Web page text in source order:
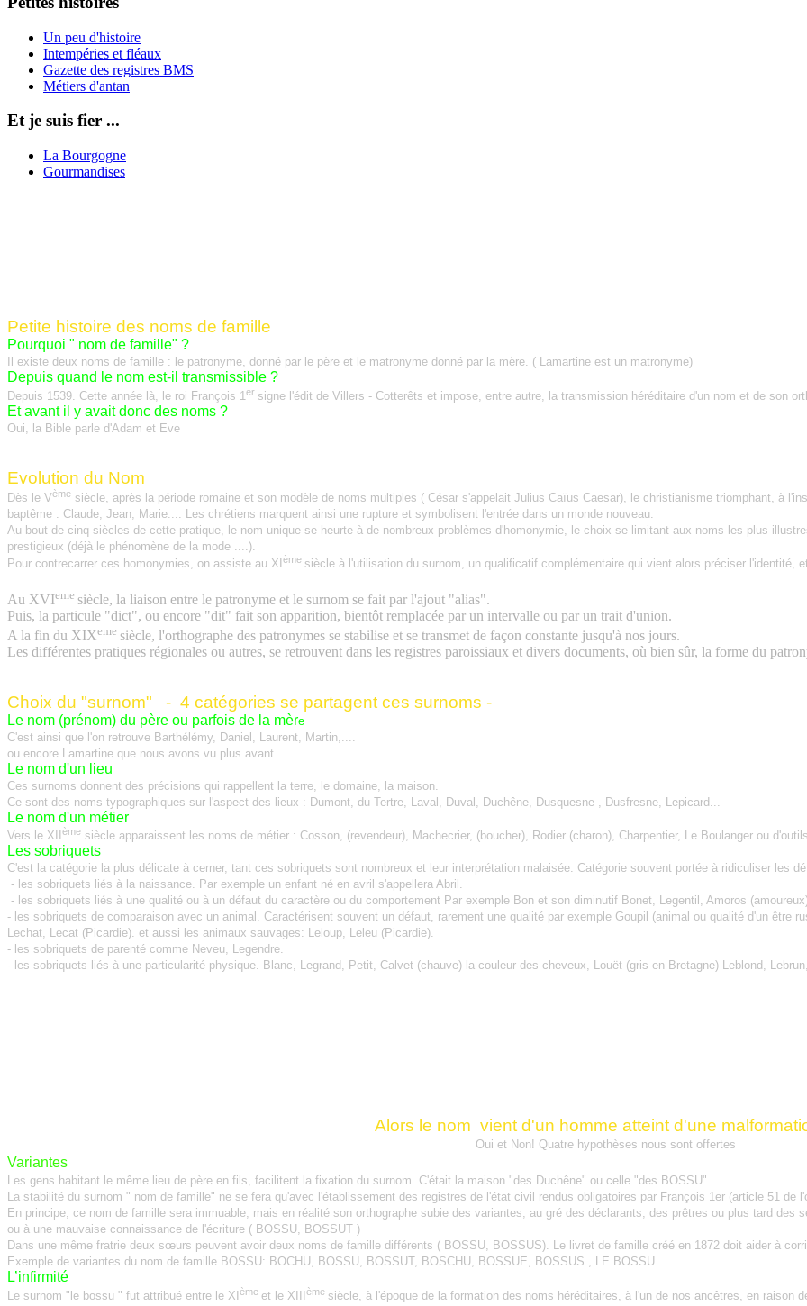
Un peu d'histoire
Intempéries et fléaux
Gazette des registres BMS
Métiers d'antan
Et je suis fier ...
La Bourgogne
Gourmandises
Petite histoire des noms de famille
Pourquoi " nom de famille" ?
Il existe deux noms de famille : le patronyme, donné par le père et le matronyme donné par la mère. ( Lamartine est un matronyme)
Depuis quand le nom est-il transmissible ?
Depuis 1539. Cette année là, le roi François 1er signe l'édit de Villers - Cotterêts et impose, entre autre, la transmission héréditaire d'un nom et de son
Et avant il y avait donc des noms ?
Oui, la Bible parle d'Adam et Eve
Evolution du Nom
Dès le Vème siècle, après la période romaine et son modèle de noms multiples ( César s'appelait Julius Caïus Caesar), le christianisme triomphant, à
baptême : Claude, Jean, Marie.... Les chrétiens marquent ainsi une rupture et symbolisent l'entrée dans un monde nouveau.
Au bout de cinq siècles de cette pratique, le nom unique se heurte à de nombreux problèmes d'homonymie, le choix se limitant aux noms les plus
prestigieux (déjà le phénomène de la mode ....).
Pour contrecarrer ces homonymies, on assiste au XI ème siècle à l'utilisation du surnom, un qualificatif complémentaire qui vient alors préciser l'identité,
Au XVIeme siècle, la liaison entre le patronyme et le surnom se fait par l'ajout "alias".
Puis, la particule "dict", ou encore "dit" fait son apparition, bientôt remplacée par un intervalle ou par un trait d'union.
A la fin du XIXeme siècle, l'orthographe des patronymes se stabilise et se transmet de façon constante jusqu'à nos jours.
Les différentes pratiques régionales ou autres, se retrouvent dans les registres paroissiaux et divers documents, où bien sûr, la forme du
Choix du "surnom" - 4 catégories se partagent ces surnoms -
Le nom (prénom) du père ou parfois de la mère
C'est ainsi que l'on retrouve Barthélémy, Daniel, Laurent, Martin,....
ou encore Lamartine que nous avons vu plus avant
Le nom d'un lieu
Ces surnoms donnent des précisions qui rappellent la terre, le domaine, la maison.
Ce sont des noms typographiques sur l'aspect des lieux : Dumont, du Tertre, Laval, Duval, Duchêne, Dusquesne , Dusfresne, Lepicard...
Le nom d'un métier
Vers le XII ème siècle apparaissent les noms de métier : Cosson, (revendeur), Machecrier, (boucher), Rodier (charon), Charpentier, Le Boulanger ou
Les sobriquets
C'est la catégorie la plus délicate à cerner, tant ces sobriquets sont nombreux et leur interprétation malaisée. Catégorie souvent portée à ridiculiser les
- les sobriquets liés à la naissance. Par exemple un enfant né en avril s'appellera Abril.
- les sobriquets liés à une qualité ou à un défaut du caractère ou du comportement Par exemple Bon et son diminutif Bonet, Legentil, Amoros
- les sobriquets de comparaison avec un animal. Caractérisent souvent un défaut, rarement une qualité par exemple Goupil (animal ou qualité d'un être
Lechat, Lecat (Picardie). et aussi les animaux sauvages: Leloup, Leleu (Picardie).
- les sobriquets de parenté comme Neveu, Legendre.
- les sobriquets liés à une particularité physique. Blanc, Legrand, Petit, Calvet (chauve) la couleur des cheveux, Louët (gris en Bretagne) Leblond,
Alors le nom vient d'un homme atteint d'une
Oui et Non! Quatre hypothèses nous sont offertes
Variantes
Les gens habitant le même lieu de père en fils, facilitent la fixation du surnom. C'était la maison "des Duchêne" ou celle "des BOSSU".
La stabilité du surnom " nom de famille" ne se fera qu'avec l'établissement des registres de l'état civil rendus obligatoires par François 1er (article 51 de
En principe, ce nom de famille sera immuable, mais en réalité son orthographe subie des variantes, au gré des déclarants, des prêtres ou plus tard
ou à une mauvaise connaissance de l'écriture ( BOSSU, BOSSUT )
Dans une même fratrie deux sœurs peuvent avoir deux noms de famille différents ( BOSSU, BOSSUS). Le livret de famille créé en 1872 doit aider à
Exemple de variantes du nom de famille BOSSU: BOCHU, BOSSU, BOSSUT, BOSCHU, BOSSUE, BOSSUS , LE BOSSU
L’infirmité
Le surnom "le bossu " fut attribué entre le XI ème et le XIII ème siècle, à l'époque de la formation des noms héréditaires, à l'un de nos ancêtres, en